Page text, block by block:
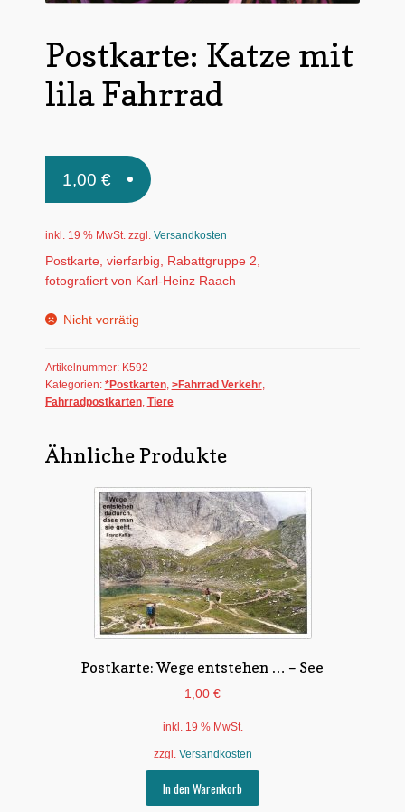
Schnäppchen
Dies + Das
Regional
Produkte nach Themen
Individuelle Motive
Gummiertes Papier
Postkarte: Katze mit
lila Fahrrad
1,00 €
inkl. 19 % MwSt. zzgl. Versandkosten
Postkarte, vierfarbig, Rabattgruppe 2,
fotografiert von Karl-Heinz Raach
Nicht vorrätig
Artikelnummer: K592
Kategorien: *Postkarten, >Fahrrad Verkehr,
Fahrradpostkarten, Tiere
Ähnliche Produkte
Postkarte: Wege entstehen … – See
1,00 €
inkl. 19 % MwSt.
zzgl. Versandkosten
In den Warenkorb